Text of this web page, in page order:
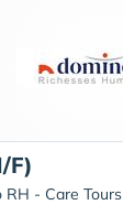
F)
RH - Care Tours